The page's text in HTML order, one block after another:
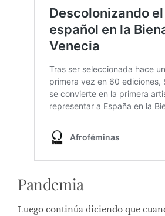
Pandemia
Luego continúa diciendo que